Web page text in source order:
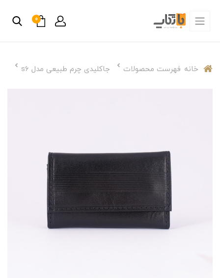
0
خانه فهرست محصولات جاکلیدی چرم طبیعی مدل s6